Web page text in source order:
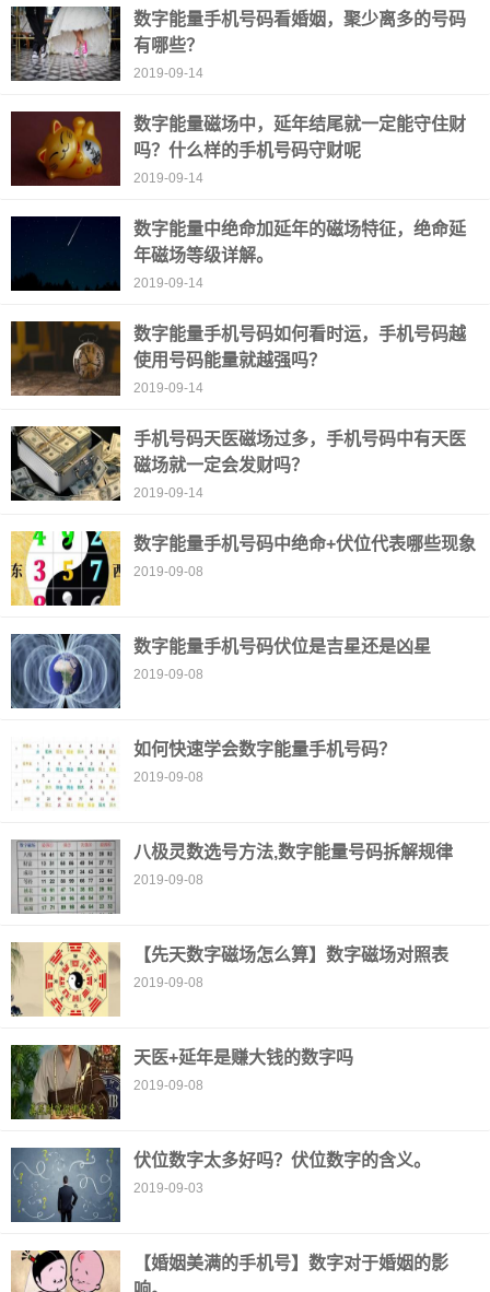
数字能量手机号码看婚姻，聚少离多的号码
有哪些？
2019-09-14
数字能量磁场中，延年结尾就一定能守住财
吗？什么样的手机号码守财呢
2019-09-14
数字能量中绝命加延年的磁场特征，绝命延
年磁场等级详解。
2019-09-14
数字能量手机号码如何看时运，手机号码越
使用号码能量就越强吗？
2019-09-14
手机号码天医磁场过多，手机号码中有天医
磁场就一定会发财吗？
2019-09-14
数字能量手机号码中绝命+伏位代表哪些现象
2019-09-08
数字能量手机号码伏位是吉星还是凶星
2019-09-08
如何快速学会数字能量手机号码？
2019-09-08
八极灵数选号方法,数字能量号码拆解规律
2019-09-08
【先天数字磁场怎么算】数字磁场对照表
2019-09-08
天医+延年是赚大钱的数字吗
2019-09-08
伏位数字太多好吗？伏位数字的含义。
2019-09-03
【婚姻美满的手机号】数字对于婚姻的影